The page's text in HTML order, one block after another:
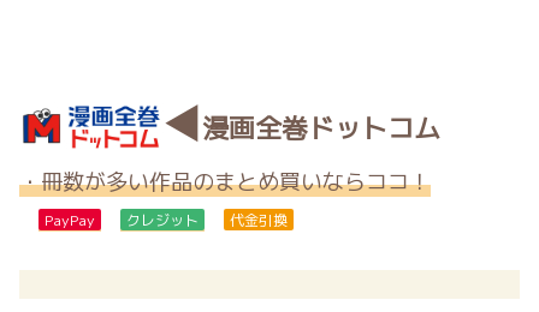
◀漫画全巻ドットコム
・冊数が多い作品のまとめ買いならココ！
PayPay クレジット 代金引換